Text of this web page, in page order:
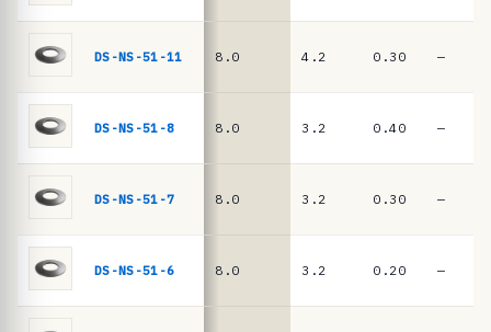
i
m
e
16983
DS-NS-51-11 8.0 4.2 0.30 —
DS-NS-51-8 8.0 3.2 0.40 —
DS-NS-51-7 8.0 3.2 0.30 —
DS-NS-51-6 8.0 3.2 0.20 —